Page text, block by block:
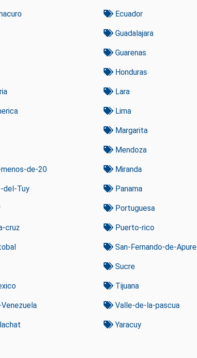
Ecuador
Guadalajara
Guarenas
Honduras
Lara
Lima
Margarita
Mendoza
de-20 Miranda
del-Tuy Panama
Portuguesa
cruz Puerto-rico
San-Fernando-de-Apure
Sucre
Tijuana
Valle-de-la-pascua
Yaracuy